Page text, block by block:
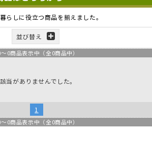
らしに役立つ商品を揃えました。
並び替え
～0商品表示中（全0商品中）
該当がありませんでした。
1
～0商品表示中（全0商品中）